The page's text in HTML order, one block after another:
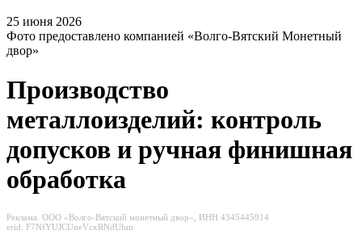
25 июня 2026
Фото предоставлено компанией «Волго-Вятский Монетный
двор»
Производство
металлоизделий: контроль
допусков и ручная финишная
обработка
Реклама. ООО «Волго-Вятский монетный двор», ИНН 4345445914
erid: F7NfYUJCUneVcxRNdUhm